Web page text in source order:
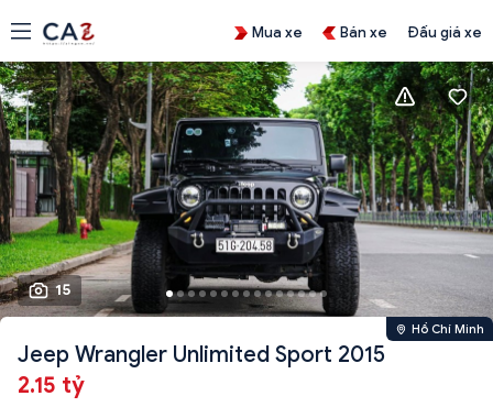
Mua xe Bán xe Đấu giá xe
15
Hồ Chí Minh
Jeep Wrangler Unlimited Sport 2015
2.15 tỷ